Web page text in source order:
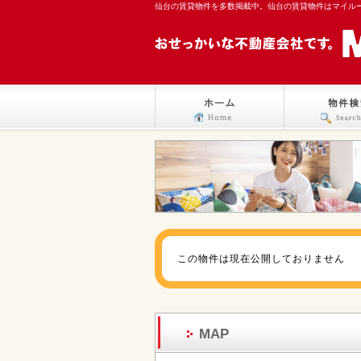
仙台の賃貸物件を多数掲載中。仙台の賃貸物件はマイル
この物件は現在公開しておりません
MAP